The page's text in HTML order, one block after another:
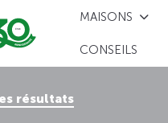
MAISONS
CONSEILS
résultats